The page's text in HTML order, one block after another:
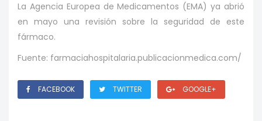
La Agencia Europea de Medicamentos (EMA) ya abrió
en mayo una revisión sobre la seguridad de este
fármaco.
Fuente: farmaciahospitalaria.publicacionmedica.com/
FACEBOOK TWITTER GOOGLE+